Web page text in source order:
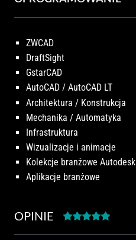
ZWCAD
DraftSight
GstarCAD
AutoCAD / AutoCAD LT
Architektura / Konstrukcja
Mechanika / Automatyka
Infrastruktura
Wizualizacje i animacje
Kolekcje branżowe Autodesk
Aplikacje branżowe
OPINIE